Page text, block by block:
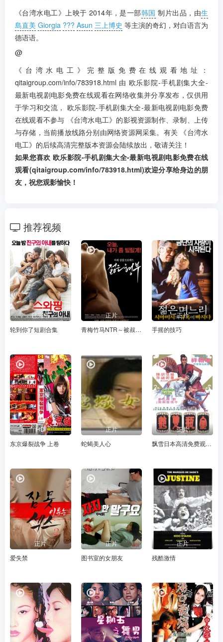
《台湾水电工》上映于 2014年，是一部韩国 制片出品，由生
島直美 Giorgia ??? Asun 三上博史 等主演的奇幻，对白语言为
德语语。
@
《台湾水电工》完整版免费在线观看地址：
qitaigroup.com/info/783918.html 由 欧乐影院-手机剧集大全-
最新电视剧电影免费在线观看在网络收集并分享发布，仅供用
于学习和交流， 欧乐影院-手机剧集大全-最新电视剧电影免费
在线观看不参与 《台湾水电工》的影视资源制作、录制、上传
与存储，当前播放线路分别由网络资源网采集。有关 《台湾水
电工》的后续高清完整版本资源会陆续放出，敬请关注！
如果您喜欢 欧乐影院-手机剧集大全-最新电视剧电影免费在线
观看(qitaigroup.com/info/783918.html)欢迎分享给身边的朋
友，祝您观影愉快！
推荐视频
已完结
轮到你了短剧合集
正片
青梅竹马NTR～被叔叔逼疯的她的告白～后篇
正片
手摇的技巧
HD
东京爆裂战争 上卷
正片
蛇蝎美人心
正片
飘雪日本高清免费观看电视剧
正片
爱失禁
正片
图书室的女朋友
正片
残酷激情